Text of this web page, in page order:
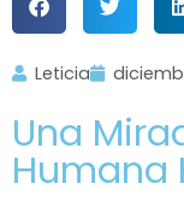
Leticia
Una
Humana